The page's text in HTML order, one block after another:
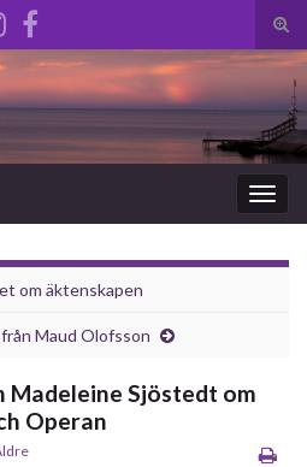
Slå
på/
Slå
på/av
om äktenskapen
Maud Olofsson
Madeleine Sjöstedt om
Operan